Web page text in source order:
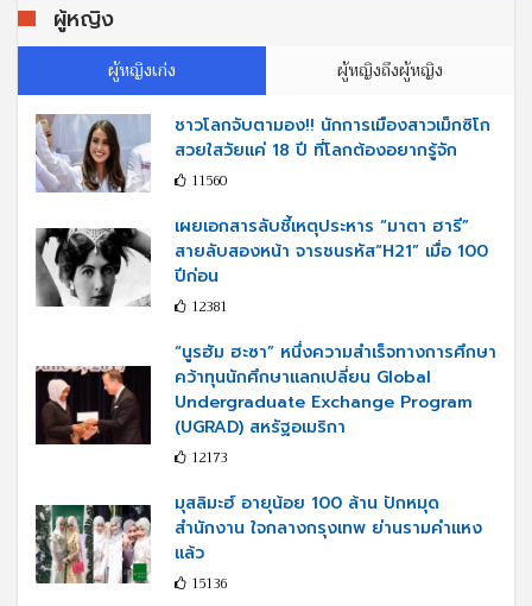
ผู้หญิง
ผู้หญิงเก่ง ผู้หญิงถึงผู้หญิง
ชาวโลกจับตามอง!! นักการเมืองสาวเม็กซิโก
สวยใสวัยแค่ 18 ปี ที่โลกต้องอยากรู้จัก
11560
เผยเอกสารลับชี้เหตุประหาร “มาตา ฮารี”
สายลับสองหน้า จารชนรหัส“H21” เมื่อ 100
ปีก่อน
12381
“นูรฮัม ฮะซา” หนึ่งความสำเร็จทางการศึกษา
คว้าทุนนักศึกษาแลกเปลี่ยน Global
Undergraduate Exchange Program
(UGRAD) สหรัฐอเมริกา
12173
มุสลิมะฮ์ อายุน้อย 100 ล้าน ปักหมุด
สำนักงาน ใจกลางกรุงเทพ ย่านรามคำแหง
แล้ว
15136